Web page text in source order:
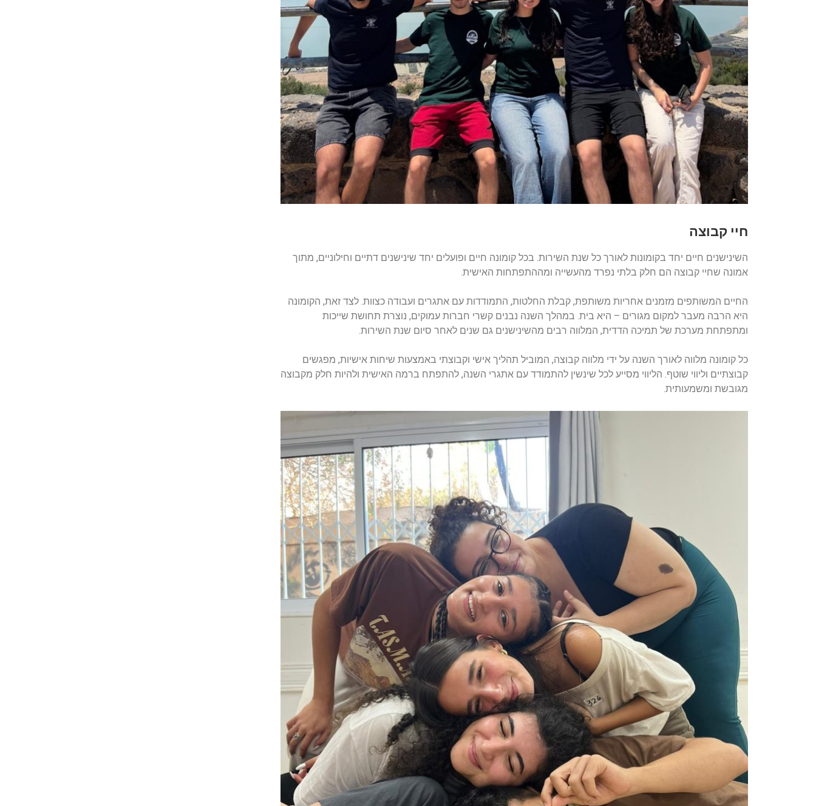
חיי קבוצה
השינישנים חיים יחד בקומונות לאורך כל שנת השירות. בכל קומונה חיים ופועלים יחד שינישנים דתיים וחילוניים, מתוך
אמונה שחיי קבוצה הם חלק בלתי נפרד מהעשייה ומההתפתחות האישית.
החיים המשותפים מזמנים אחריות משותפת, קבלת החלטות, התמודדות עם אתגרים ועבודה כצוות. לצד זאת, הקומונה
היא הרבה מעבר למקום מגורים – היא בית. במהלך השנה נבנים קשרי חברות עמוקים, נוצרת תחושת שייכות
ומתפתחת מערכת של תמיכה הדדית, המלווה רבים מהשינישנים גם שנים לאחר סיום שנת השירות.
כל קומונה מלווה לאורך השנה על ידי מלווה קבוצה, המוביל תהליך אישי וקבוצתי באמצעות שיחות אישיות, מפגשים
קבוצתיים וליווי שוטף. הליווי מסייע לכל שינשין להתמודד עם אתגרי השנה, להתפתח ברמה האישית ולהיות חלק מקבוצה
מגובשת ומשמעותית.